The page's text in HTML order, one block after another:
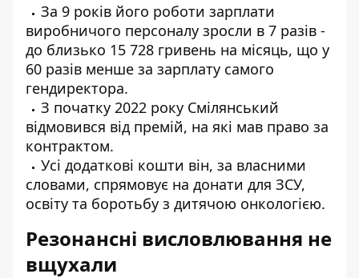
За 9 років його роботи зарплати
виробничого персоналу зросли в 7 разів -
до близько 15 728 гривень на місяць, що у
60 разів менше за зарплату самого
гендиректора.
З початку 2022 року Смілянський
відмовився від премій, на які мав право за
контрактом.
Усі додаткові кошти він, за власними
словами, спрямовує на донати для ЗСУ,
освіту та боротьбу з дитячою онкологією.
Резонансні висловлювання не
вщухали